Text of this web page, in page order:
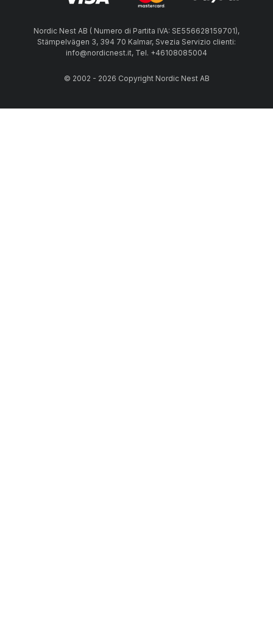
Nordic Nest AB ( Numero di Partita IVA: SE556628159701),
Stämpelvägen 3, 394 70 Kalmar, Svezia Servizio clienti:
info@nordicnest.it, Tel. +46108085004
© 2002 - 2026 Copyright Nordic Nest AB